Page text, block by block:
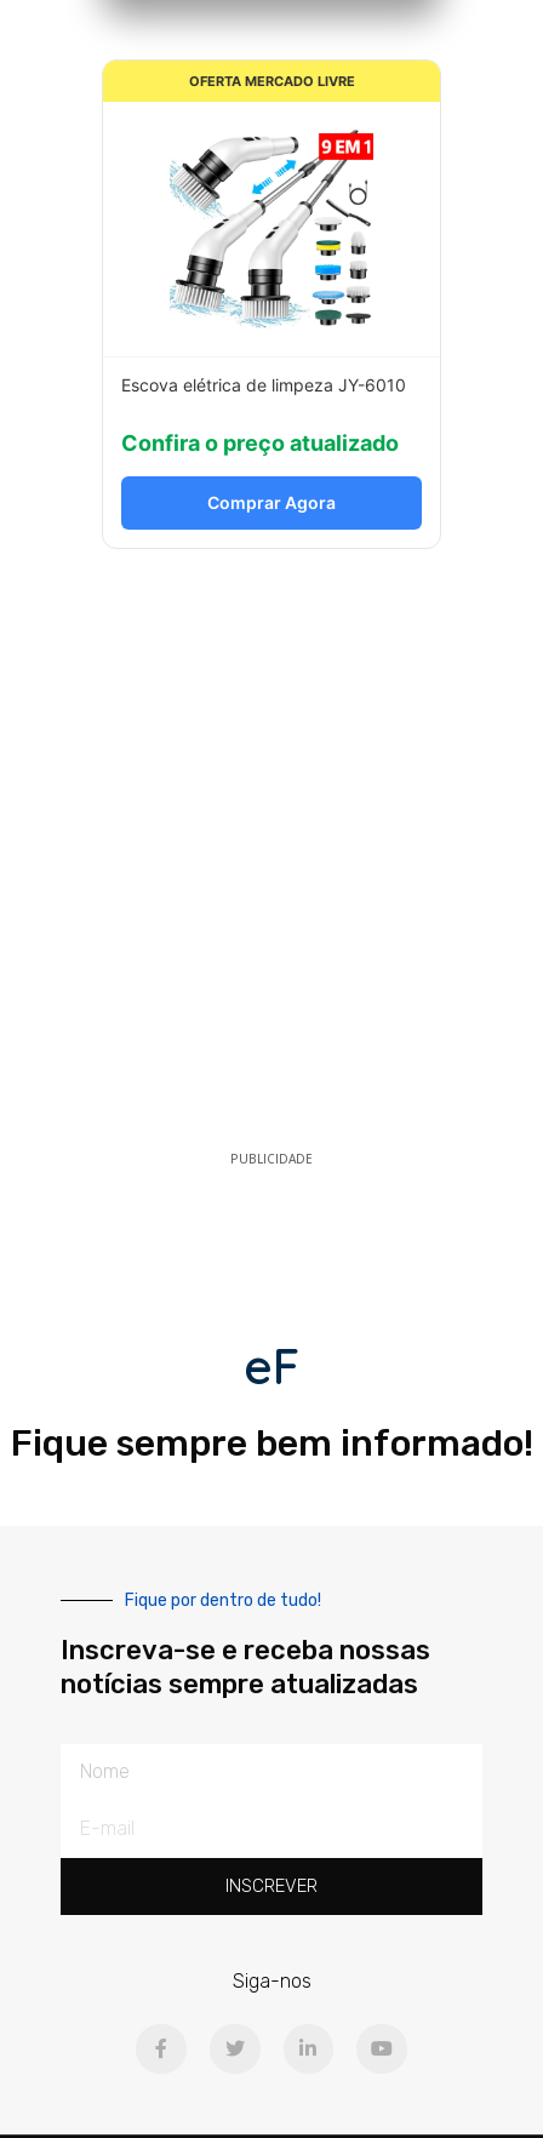
OFERTA MERCADO LIVRE
Escova elétrica de limpeza JY-6010
Confira o preço atualizado
Comprar Agora
PUBLICIDADE
eF
Fique sempre bem informado!
Fique por dentro de tudo!
Inscreva-se e receba nossas
notícias sempre atualizadas
INSCREVER
Siga-nos
a
o
w
e
i
d
o
b